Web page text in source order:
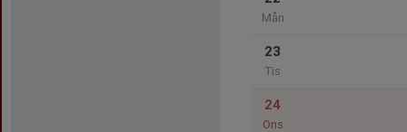
Mån
23
Tis
24
Ons